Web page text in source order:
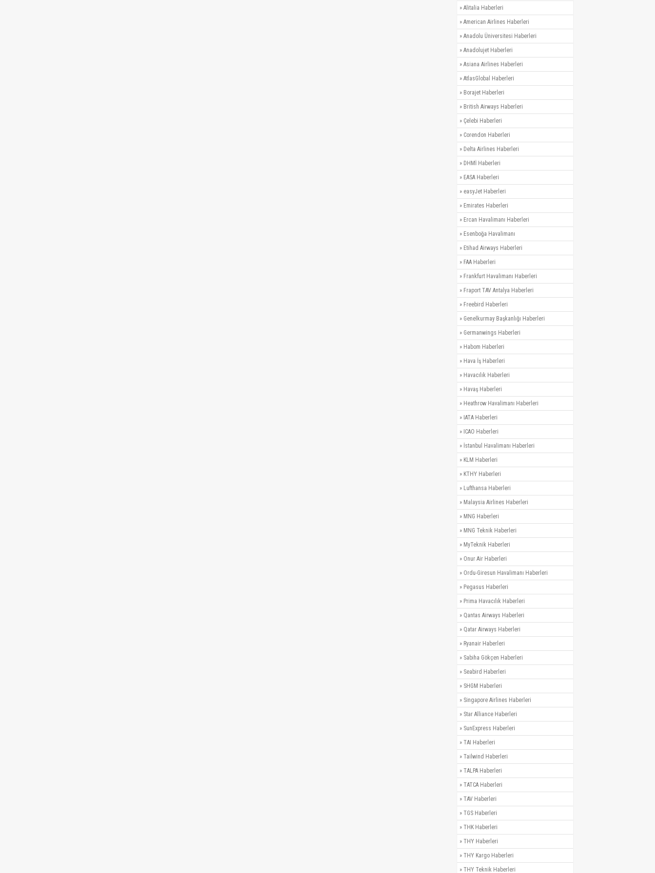
» Alitalia Haberleri
» American Airlines Haberleri
» Anadolu Üniversitesi Haberleri
» Anadolujet Haberleri
» Asiana Airlines Haberleri
» AtlasGlobal Haberleri
» Borajet Haberleri
» British Airways Haberleri
» Çelebi Haberleri
» Corendon Haberleri
» Delta Airlines Haberleri
» DHMİ Haberleri
» EASA Haberleri
» easyJet Haberleri
» Emirates Haberleri
» Ercan Havalimanı Haberleri
» Esenboğa Havalimanı
» Etihad Airways Haberleri
» FAA Haberleri
» Frankfurt Havalimanı Haberleri
» Fraport TAV Antalya Haberleri
» Freebird Haberleri
» Genelkurmay Başkanlığı Haberleri
» Germanwings Haberleri
» Habom Haberleri
» Hava İş Haberleri
» Havacılık Haberleri
» Havaş Haberleri
» Heathrow Havalimanı Haberleri
» IATA Haberleri
» ICAO Haberleri
» İstanbul Havalimanı Haberleri
» KLM Haberleri
» KTHY Haberleri
» Lufthansa Haberleri
» Malaysia Airlines Haberleri
» MNG Haberleri
» MNG Teknik Haberleri
» MyTeknik Haberleri
» Onur Air Haberleri
» Ordu-Giresun Havalimanı Haberleri
» Pegasus Haberleri
» Prima Havacılık Haberleri
» Qantas Airways Haberleri
» Qatar Airways Haberleri
» Ryanair Haberleri
» Sabiha Gökçen Haberleri
» Seabird Haberleri
» SHGM Haberleri
» Singapore Airlines Haberleri
» Star Alliance Haberleri
» SunExpress Haberleri
» TAI Haberleri
» Tailwind Haberleri
» TALPA Haberleri
» TATCA Haberleri
» TAV Haberleri
» TGS Haberleri
» THK Haberleri
» THY Haberleri
» THY Kargo Haberleri
» THY Teknik Haberleri